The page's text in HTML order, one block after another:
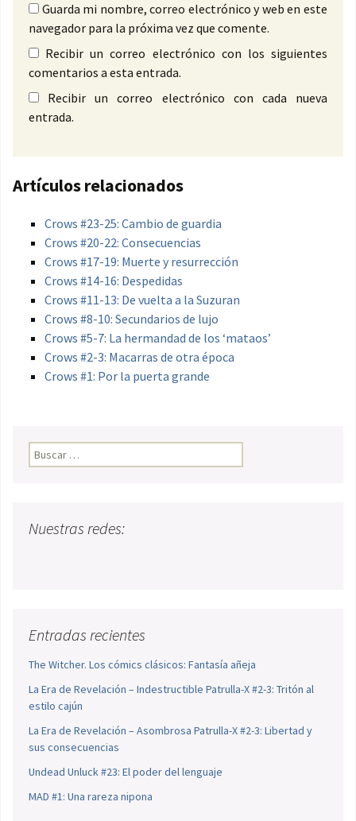
Guarda mi nombre, correo electrónico y web en este
navegador para la próxima vez que comente.
Recibir un correo electrónico con los siguientes
comentarios a esta entrada.
Recibir un correo electrónico con cada nueva
entrada.
Artículos relacionados
Crows #23-25: Cambio de guardia
Crows #20-22: Consecuencias
Crows #17-19: Muerte y resurrección
Crows #14-16: Despedidas
Crows #11-13: De vuelta a la Suzuran
Crows #8-10: Secundarios de lujo
Crows #5-7: La hermandad de los ‘mataos’
Crows #2-3: Macarras de otra época
Crows #1: Por la puerta grande
Buscar:
Nuestras redes:
Entradas recientes
The Witcher. Los cómics clásicos: Fantasía añeja
La Era de Revelación – Indestructible Patrulla-X #2-3: Tritón al
estilo cajún
La Era de Revelación – Asombrosa Patrulla-X #2-3: Libertad y
sus consecuencias
Undead Unluck #23: El poder del lenguaje
MAD #1: Una rareza nipona